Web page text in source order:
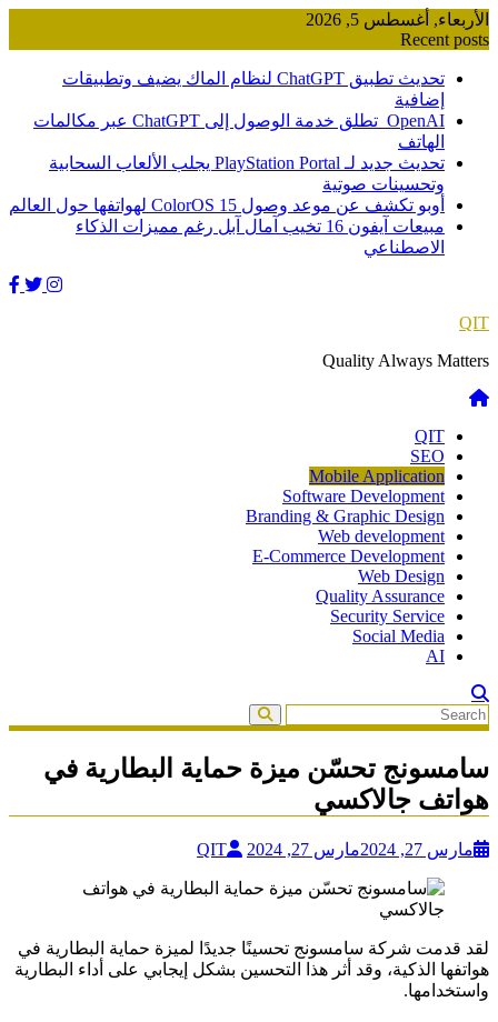
Skip
to
الأربعاء, أغسطس 5, 2026
Recent posts
تحديث تطبيق ChatGPT لنظام الماك يضيف وتطبيقات
إضافية
OpenAI تطلق خدمة الوصول إلى ChatGPT عبر مكالمات
الهاتف
تحديث جديد لـ PlayStation Portal يجلب الألعاب السحابية
وتحسينات صوتية
أوبو تكشف عن موعد وصول ColorOS 15 لهواتفها حول العالم
مبيعات آيفون 16 تخيب آمال آبل رغم مميزات الذكاء
الاصطناعي
QIT
Quality Always Matters
QIT
SEO
Mobile Application
Software Development
Branding & Graphic Design
Web development
E-Commerce Development
Web Design
Quality Assurance
Security Service
Social Media
AI
سامسونج تحسّن ميزة حماية البطارية في
هواتف جالاكسي
مارس 27, 2024 مارس 27, 2024 QIT
لقد قدمت شركة سامسونج تحسينًا جديدًا لميزة حماية البطارية في
هواتفها الذكية، وقد أثر هذا التحسين بشكل إيجابي على أداء البطارية
واستخدامها.